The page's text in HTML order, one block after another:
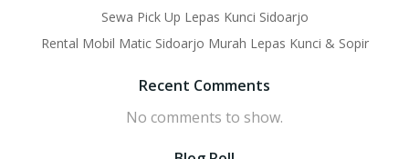
Sewa Pick Up Lepas Kunci Sidoarjo
Rental Mobil Matic Sidoarjo Murah Lepas Kunci & Sopir
Recent Comments
No comments to show.